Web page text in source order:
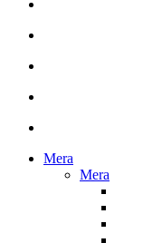
Mera
Mera